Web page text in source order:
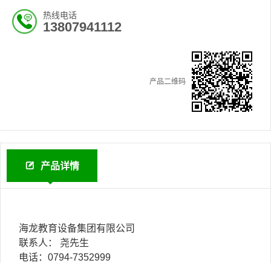
热线电话
13807941112
产品二维码
产品详情
海龙教育设备集团有限公司
联系人： 尧先生
电话：0794-7352999